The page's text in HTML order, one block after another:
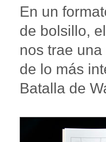
En un
de bolsillo,
nos trae
de lo más
Batalla de